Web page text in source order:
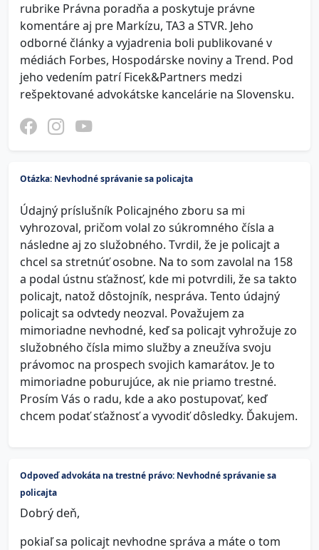
rubrike Právna poradňa a poskytuje právne
komentáre aj pre Markízu, TA3 a STVR. Jeho
odborné články a vyjadrenia boli publikované v
médiách Forbes, Hospodárske noviny a Trend. Pod
jeho vedením patrí Ficek&Partners medzi
rešpektované advokátske kancelárie na Slovensku.
Otázka: Nevhodné správanie sa policajta
Údajný príslušník Policajného zboru sa mi
vyhrozoval, pričom volal zo súkromného čísla a
následne aj zo služobného. Tvrdil, že je policajt a
chcel sa stretnúť osobne. Na to som zavolal na 158
a podal ústnu sťažnosť, kde mi potvrdili, že sa takto
policajt, natož dôstojník, nespráva. Tento údajný
policajt sa odvtedy neozval. Považujem za
mimoriadne nevhodné, keď sa policajt vyhrožuje zo
služobného čísla mimo služby a zneužíva svoju
právomoc na prospech svojich kamarátov. Je to
mimoriadne poburujúce, ak nie priamo trestné.
Prosím Vás o radu, kde a ako postupovať, keď
chcem podať sťažnosť a vyvodiť dôsledky. Ďakujem.
Odpoveď advokáta na trestné právo: Nevhodné správanie sa
policajta
Dobrý deň,
pokiaľ sa policajt nevhodne správa a máte o tom